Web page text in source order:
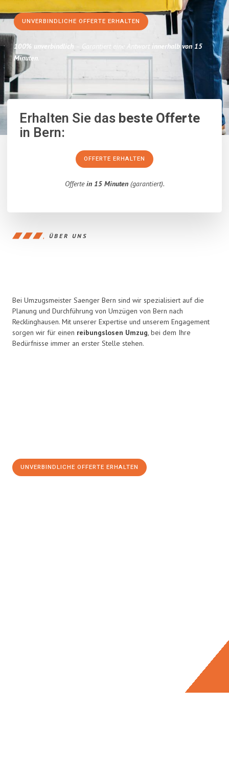
UNVERBINDLICHE OFFERTE ERHALTEN
100% unverbindlich – Garantiert eine Antwort innerhalb von 15
Minuten.
Erhalten Sie dasbeste Offerte
in Bern:
OFFERTE ERHALTEN
Offertein 15 Minuten(garantiert).
ÜBER UNS
Bei Umzugsmeister Saenger Bern sind wir spezialisiert auf die
Planung und Durchführung von Umzügen von Bern nach
Recklinghausen. Mit unserer Expertise und unserem Engagement
sorgen wir für einen reibungslosen Umzug, bei dem Ihre
Bedürfnisse immer an erster Stelle stehen.
UNVERBINDLICHE OFFERTE ERHALTEN